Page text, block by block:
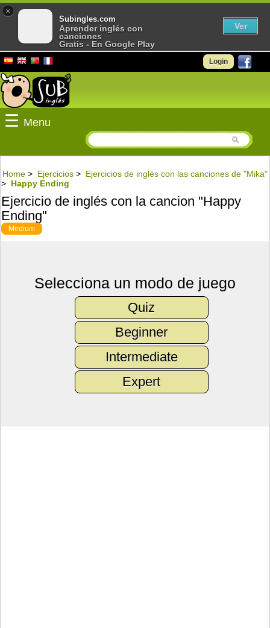
Login
☰ Menu
Home > Ejercicios > Ejercicios de inglés con las canciones de "Mika"
> Happy Ending
Ejercicio de inglés con la cancion "Happy
Ending"
Medium
Selecciona un modo de juego
Quiz
Beginner
Intermediate
Expert
×
Subingles.com
Aprender inglés con
canciones
Gratis - En Google Play
Ver